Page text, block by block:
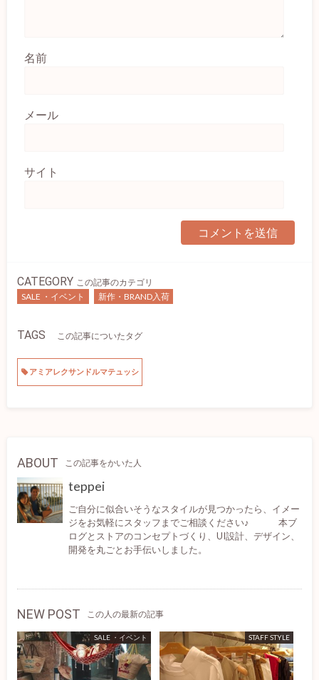
名前
メール
サイト
CATEGORY この記事のカテゴリ
SALE ・イベント
新作・BRAND入荷
TAGS この記事についたタグ
アミアレクサンドルマテュッシ
ABOUT この記事をかいた人
teppei
ご自分に似合いそうなスタイルが見つかったら、イメー
ジをお気軽にスタッフまでご相談ください♪ 本ブ
ログとストアのコンセプトづくり、UI設計、デザイン、
開発を丸ごとお手伝いしました。
NEW POST この人の最新の記事
SALE ・イベント STAFF STYLE